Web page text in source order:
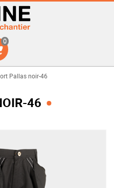
0
Pallas noir-46
46